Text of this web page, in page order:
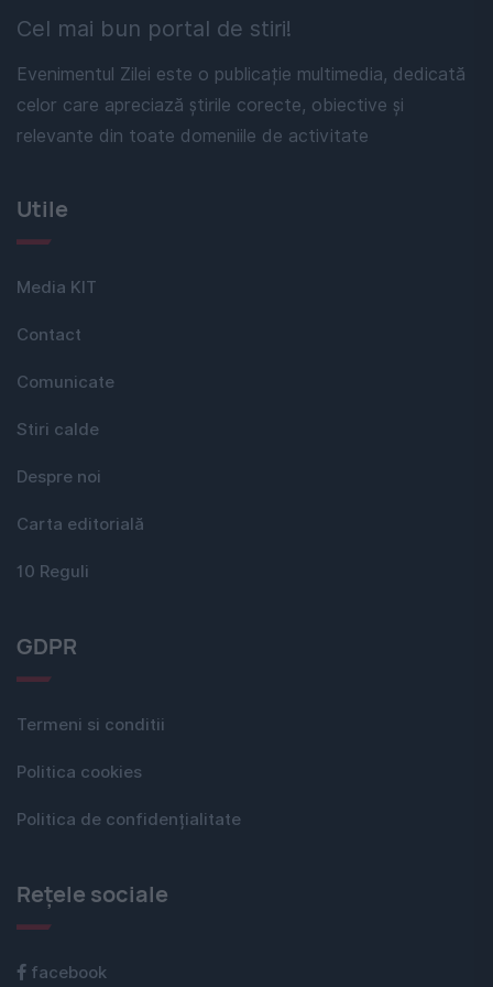
Cel mai bun portal de stiri!
Evenimentul Zilei este o publicație multimedia, dedicată
celor care apreciază știrile corecte, obiective și
relevante din toate domeniile de activitate
Utile
Media KIT
Contact
Comunicate
Stiri calde
Despre noi
Carta editorială
10 Reguli
GDPR
Termeni si conditii
Politica cookies
Politica de confidențialitate
Rețele sociale
facebook